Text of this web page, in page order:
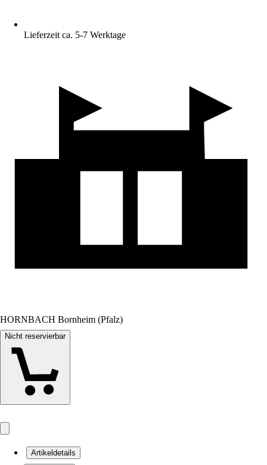
Lieferzeit ca. 5-7 Werktage
HORNBACH Bornheim (Pfalz)
Nicht reservierbar
Artikeldetails